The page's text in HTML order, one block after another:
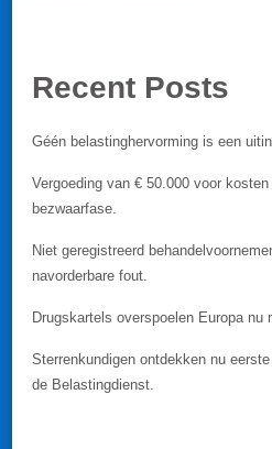
Recent Posts
Géén belastinghervorming is een
Vergoeding van € 50.000 voor
bezwaarfase.
Niet geregistreerd
navorderbare fout.
Drugskartels overspoelen Europa nu
Sterrenkundigen ontdekken nu
de Belastingdienst.